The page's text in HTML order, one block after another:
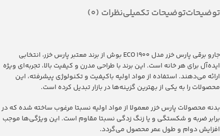
توضیحاتتوضیحات تکمیلینظرات (0)
‫جارو برقی پارس خزر مدل ۱۹۰۰ ECO بوش‬ از برند معتبر پارس خزر، انتخابی
ایده‌آل برای هر خانه است. این برند با طراحی مدرن و کیفیت بالا، تجربه‌ای ویژه
ارائه می‌دهند. استفاده از مواد اولیه باکیفیت و تکنولوژی پیشرفته، این
محصولات را به یکی از بهترین گزینه‌ها در بازار تبدیل کرده است.
بدنه محصولات پارس خزر معمولا از مواد اولیه نسبتا مرغوب ساخته شده که در
برابر ضربه و شکستگی و یا زنگ زدگی نسبتا مقاوم است. این ویژگی‌ها موجب
افزایش دوام و طول عمر محصول می‌گردد.